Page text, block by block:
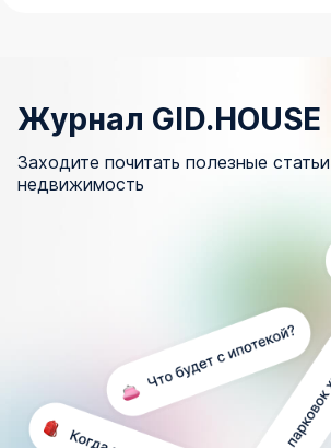
Журнал GID.HOUSE
Заходите почитать полезные
недвижимость